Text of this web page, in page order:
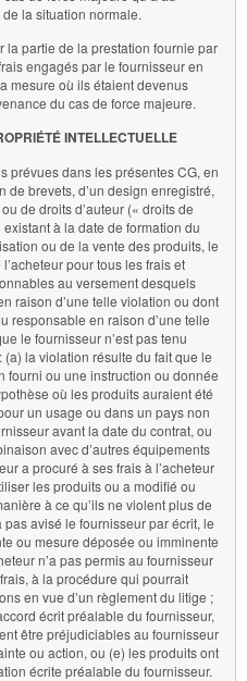
la situation normale.
la partie de la prestation fournie par
engagés par le fournisseur en
mesure où ils étaient devenus
du cas de force majeure.
INTELLECTUELLE
prévues dans les présentes CG, en
de brevets, d’un design enregistré,
de droits d’auteur (« droits de
à la date de formation du
ou de la vente des produits, le
pour tous les frais et
au versement desquels
raison d’une telle violation ou dont
responsable en raison d’une telle
le fournisseur n’est pas tenu
(a) la violation résulte du fait que le
fourni ou une instruction ou donnée
où les produits auraient été
un usage ou dans un pays non
avant la date du contrat, ou
avec d’autres équipements
a procuré à ses frais à l’acheteur
les produits ou a modifié ou
à ce qu’ils ne violent plus de
pas avisé le fournisseur par écrit, le
ou mesure déposée ou imminente
n’a pas permis au fournisseur
à la procédure qui pourrait
en vue d’un règlement du litige ;
écrit préalable du fournisseur,
être préjudiciables au fournisseur
ou action, ou (e) les produits ont
écrite préalable du fournisseur.